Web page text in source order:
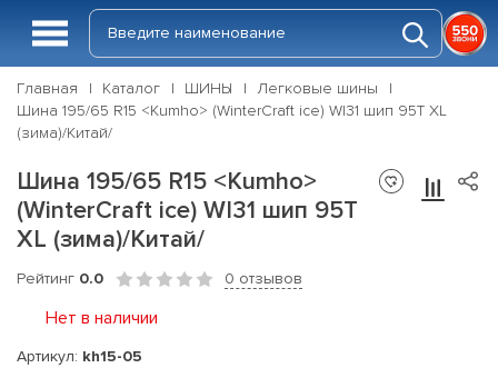
Главная Каталог ШИНЫ
Легковые шины
Шина 195/65 R15 <Kumho> (WinterCraft ice) WI31 шип 95T XL
(зима)/Китай/
Шина 195/65 R15 <Kumho>
(WinterCraft ice) WI31 шип 95T
XL (зима)/Китай/
Рейтинг 0.0 0 отзывов
Нет в наличии
Артикул: kh15-05